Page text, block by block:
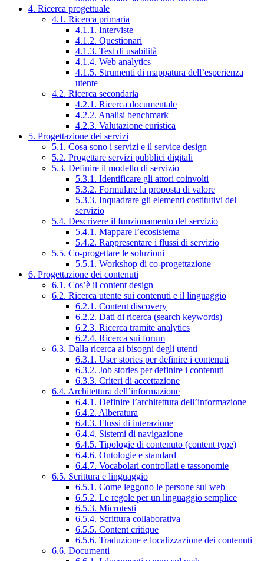
4. Ricerca progettuale
4.1. Ricerca primaria
4.1.1. Interviste
4.1.2. Questionari
4.1.3. Test di usabilità
4.1.4. Web analytics
4.1.5. Strumenti di mappatura dell’esperienza
utente
4.2. Ricerca secondaria
4.2.1. Ricerca documentale
4.2.2. Analisi benchmark
4.2.3. Valutazione euristica
5. Progettazione dei servizi
5.1. Cosa sono i servizi e il service design
5.2. Progettare servizi pubblici digitali
5.3. Definire il modello di servizio
5.3.1. Identificare gli attori coinvolti
5.3.2. Formulare la proposta di valore
5.3.3. Inquadrare gli elementi costitutivi del
servizio
5.4. Descrivere il funzionamento del servizio
5.4.1. Mappare l’ecosistema
5.4.2. Rappresentare i flussi di servizio
5.5. Co-progettare le soluzioni
5.5.1. Workshop di co-progettazione
6. Progettazione dei contenuti
6.1. Cos’è il content design
6.2. Ricerca utente sui contenuti e il linguaggio
6.2.1. Content discovery
6.2.2. Dati di ricerca (search keywords)
6.2.3. Ricerca tramite analytics
6.2.4. Ricerca sui forum
6.3. Dalla ricerca ai bisogni degli utenti
6.3.1. User stories per definire i contenuti
6.3.2. Job stories per definire i contenuti
6.3.3. Criteri di accettazione
6.4. Architettura dell’informazione
6.4.1. Definire l’architettura dell’informazione
6.4.2. Alberatura
6.4.3. Flussi di interazione
6.4.4. Sistemi di navigazione
6.4.5. Tipologie di contenuto (content type)
6.4.6. Ontologie e standard
6.4.7. Vocabolari controllati e tassonomie
6.5. Scrittura e linguaggio
6.5.1. Come leggono le persone sul web
6.5.2. Le regole per un linguaggio semplice
6.5.3. Microtesti
6.5.4. Scrittura collaborativa
6.5.5. Content critique
6.5.6. Traduzione e localizzazione dei contenuti
6.6. Documenti